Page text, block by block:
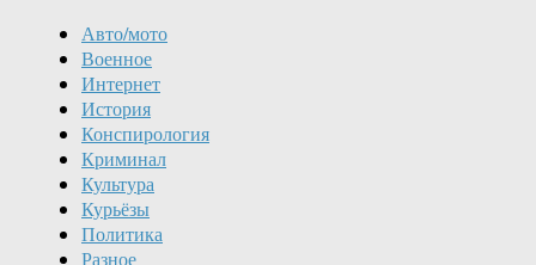
Авто/мото
Военное
Интернет
История
Конспирология
Криминал
Культура
Курьёзы
Политика
Разное